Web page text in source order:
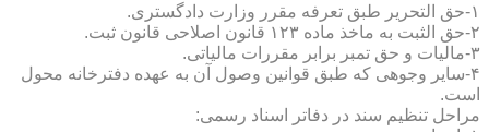
۱-حق التحریر طبق تعرفه مقرر وزارت دادگستری.
۲-حق الثبت به ماخذ ماده ۱۲۳ قانون اصلاحی قانون ثبت.
۳-مالیات و حق تمبر برابر مقررات مالیاتی.
۴-سایر وجوهی که طبق قوانین وصول آن به عهده دفترخانه محول
است.
مراحل تنظیم سند در دفاتر اسناد رسمی: